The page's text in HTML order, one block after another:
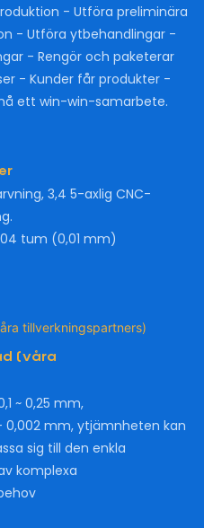
- Utföra preliminära
- Utföra ytbehandlingar -
- Rengör och paketerar
- Kunder får produkter -
ett win-win-samarbete.
3,4 5-axlig CNC-
tum (0,01 mm)
(våra
~ 0,25 mm,
mm, ytjämnheten kan
sig till den enkla
komplexa